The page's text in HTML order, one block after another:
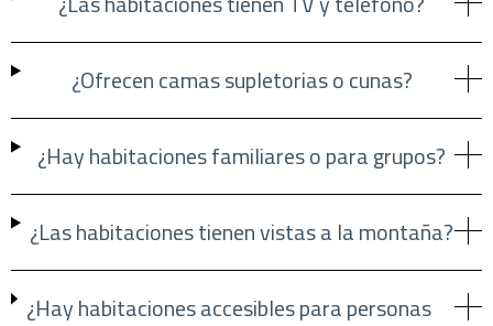
¿Ofrecen camas supletorias o cunas?
¿Hay habitaciones familiares o para grupos?
¿Las habitaciones tienen vistas a la montaña?
¿Hay habitaciones accesibles para personas